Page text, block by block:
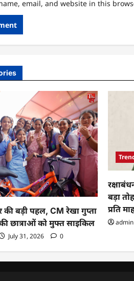
email, and website in this
की बड़ी पहल, CM रेखा गुप्ता
की छात्राओं को मुफ्त साइकिल
July 31, 2026 0
बड़ा
प्रति
admin